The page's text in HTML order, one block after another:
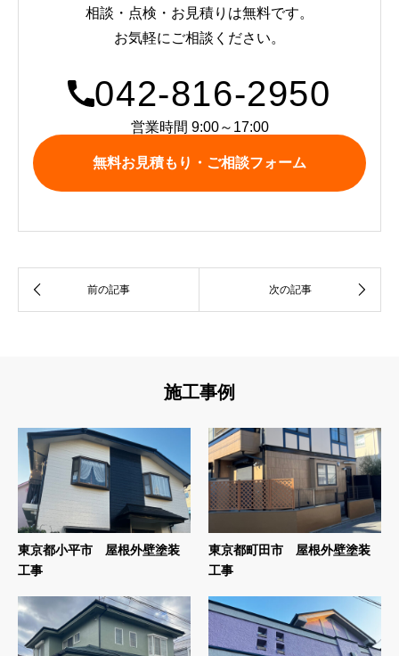
相談・点検・お見積りは無料です。
お気軽にご相談ください。
042-816-2950
営業時間 9:00～17:00
無料お見積もり・ご相談フォーム
施工事例
東京都小平市 屋根外壁塗装
工事
東京都町田市 屋根外壁塗装
工事